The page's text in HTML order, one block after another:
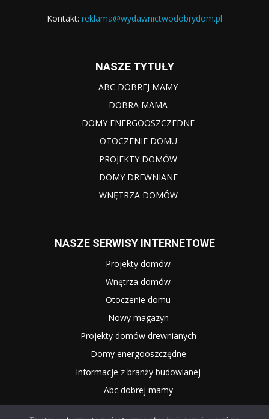
Kontakt: reklama@wydawnictwodobrydom.pl
NASZE TYTUŁY
ABC DOBREJ MAMY
DOBRA MAMA
DOMY ENERGOOSZCZEDNE
OTOCZENIE DOMU
PROJEKTY DOMÓW
DOMY DREWNIANE
WNĘTRZA DOMÓW
NASZE SERWISY INTERNETOWE
Projekty domów
Wnętrza domów
Otoczenie domu
Nowy magazyn
Projekty domów drewnianych
Domy energooszczędne
Informacje z branży budowlanej
Abc dobrej mamy